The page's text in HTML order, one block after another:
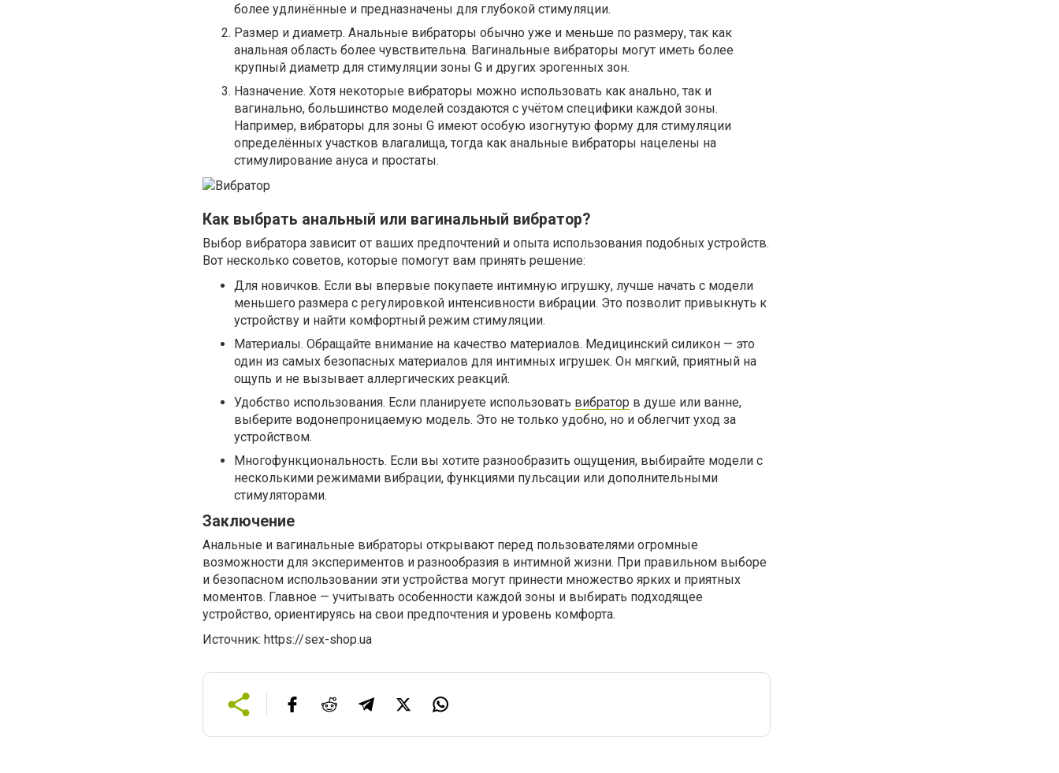
более удлинённые и предназначены для глубокой стимуляции.
Размер и диаметр. Анальные вибраторы обычно уже и меньше по размеру, так как
анальная область более чувствительна. Вагинальные вибраторы могут иметь более
крупный диаметр для стимуляции зоны G и других эрогенных зон.
Назначение. Хотя некоторые вибраторы можно использовать как анально, так и
вагинально, большинство моделей создаются с учётом специфики каждой зоны.
Например, вибраторы для зоны G имеют особую изогнутую форму для стимуляции
определённых участков влагалища, тогда как анальные вибраторы нацелены на
стимулирование ануса и простаты.
Как выбрать анальный или вагинальный вибратор?
Выбор вибратора зависит от ваших предпочтений и опыта использования подобных устройств.
Вот несколько советов, которые помогут вам принять решение:
Для новичков. Если вы впервые покупаете интимную игрушку, лучше начать с модели
меньшего размера с регулировкой интенсивности вибрации. Это позволит привыкнуть к
устройству и найти комфортный режим стимуляции.
Материалы. Обращайте внимание на качество материалов. Медицинский силикон — это
один из самых безопасных материалов для интимных игрушек. Он мягкий, приятный на
ощупь и не вызывает аллергических реакций.
Удобство использования. Если планируете использовать вибратор в душе или ванне,
выберите водонепроницаемую модель. Это не только удобно, но и облегчит уход за
устройством.
Многофункциональность. Если вы хотите разнообразить ощущения, выбирайте модели с
несколькими режимами вибрации, функциями пульсации или дополнительными
стимуляторами.
Заключение
Анальные и вагинальные вибраторы открывают перед пользователями огромные
возможности для экспериментов и разнообразия в интимной жизни. При правильном выборе
и безопасном использовании эти устройства могут принести множество ярких и приятных
моментов. Главное — учитывать особенности каждой зоны и выбирать подходящее
устройство, ориентируясь на свои предпочтения и уровень комфорта.
Источник: https://sex-shop.ua